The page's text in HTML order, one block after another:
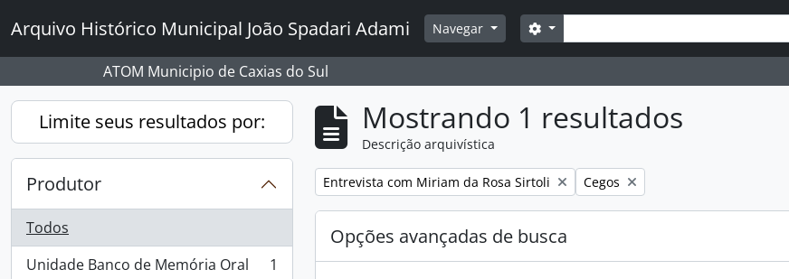
Arquivo Histórico Municipal João Spadari Adami Navegar Buscar
Opções de busca
ATOM Municipio de Caxias do Sul
Limite seus resultados por:
Produtor
Todos
Unidade Banco de Memória Oral
, 1 resultados
1
Mostrando 1 resultados
Descrição arquivística
Remover filtro:
Entrevista com Miriam da Rosa Sirtoli Remover filtro:
Cegos
Opções avançadas de busca